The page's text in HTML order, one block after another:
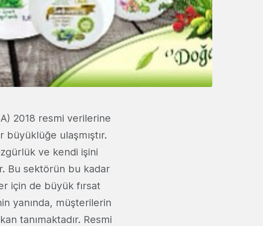
2018 resmi verilerine
ulaşmıştır.
ve kendi işini
Bu sektörün bu kadar
için de büyük fırsat
yanında, müşterilerin
tanımaktadır. Resmi